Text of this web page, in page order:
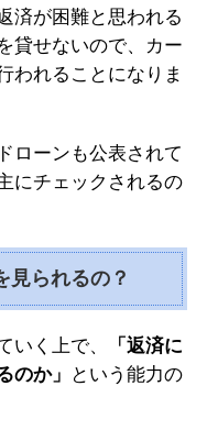
済が困難と思われる
貸せないので、カー
われることになりま
ローンも公表されて
にチェックされるの
見られるの？
いく上で、
「返済に
のか」
という能力の